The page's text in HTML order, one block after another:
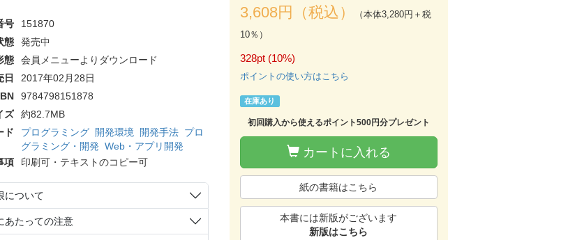
号
151870
態
発売中
態
会員メニューよりダウンロード
日
2017年02月28日
9784798151878
ズ
約82.7MB
ド
プログラミング 開発環境 開発手法 プロ
グラミング・開発 Web・アプリ開発
項
印刷可・テキストのコピー可
について
あたっての注意
3,608円（税込）
（本体3,280円＋税
10％）
328pt (10%)
ポイントの使い方はこちら
在庫あり
初回購入から使えるポイント500円分プレゼント
カートに入れる
紙の書籍はこちら
本書には新版がございます
新版はこちら